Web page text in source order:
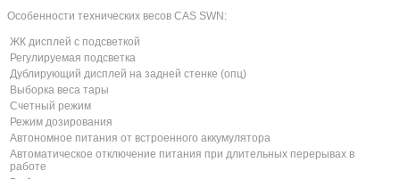
Особенности технических весов CAS SWN:
ЖК дисплей с подсветкой
Регулируемая подсветка
Дублирующий дисплей на задней стенке (опц)
Выборка веса тары
Счетный режим
Режим дозирования
Автономное питания от встроенного аккумулятора
Автоматическое отключение питания при длительных перерывах в
работе